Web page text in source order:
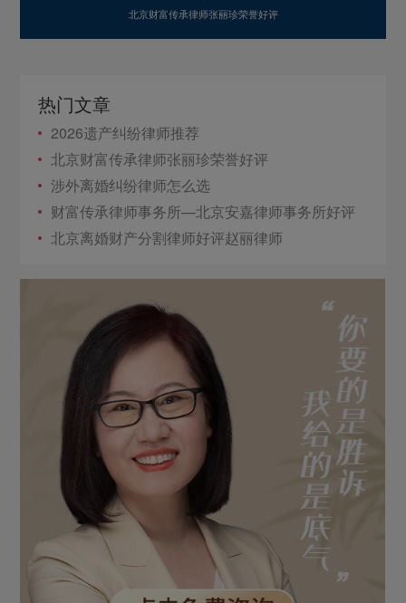
北京财富传承律师张丽珍荣誉好评
热门文章
2026遗产纠纷律师推荐
北京财富传承律师张丽珍荣誉好评
涉外离婚纠纷律师怎么选
财富传承律师事务所—北京安嘉律师事务所好评
北京离婚财产分割律师好评赵丽律师